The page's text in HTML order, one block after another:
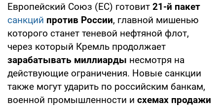
Европейский Союз (ЕС) готовит 21-й пакет
санкций против России, главной мишенью
которого станет теневой нефтяной флот,
через который Кремль продолжает
зарабатывать миллиарды несмотря на
действующие ограничения. Новые санкции
также могут ударить по российским банкам,
военной промышленности и схемах продажи